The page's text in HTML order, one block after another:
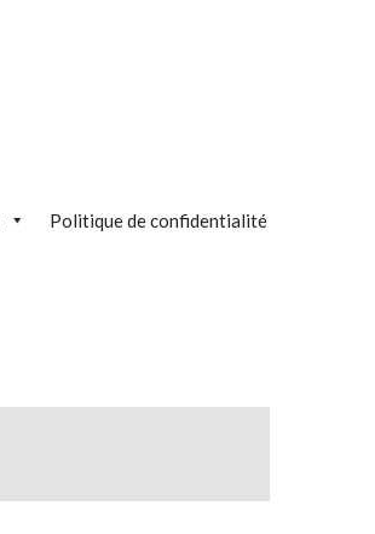
Politique de confidentialité